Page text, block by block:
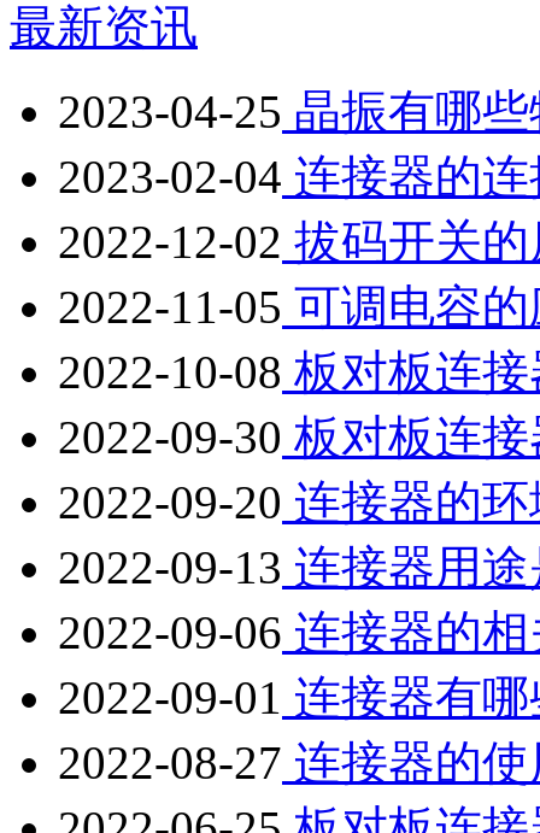
最新资讯
2023-04-25 晶振有哪
2023-02-04 连接器的
2022-12-02 拔码开关
2022-11-05 可调电容
2022-10-08 板对板连
2022-09-30 板对板连
2022-09-20 连接器的
2022-09-13 连接器用
2022-09-06 连接器的
2022-09-01 连接器有
2022-08-27 连接器的